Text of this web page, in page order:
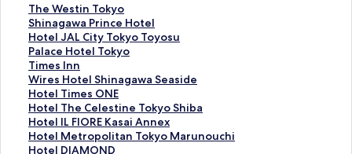
The Westin Tokyo
T
h
e
W
e
s
t
i
n
T
o
Shinagawa Prince Hotel
S
h
i
n
a
g
a
w
a
P
Hotel JAL City Tokyo Toyosu
H
o
t
e
l
J
A
L
C
Palace Hotel Tokyo
P
a
l
a
c
e
H
o
Times Inn
T
i
m
e
s
I
n
Wires Hotel Shinagawa Seaside
W
i
r
e
s
H
Hotel Times ONE
H
o
t
e
l
Hotel The Celestine Tokyo Shiba
H
o
t
e
Hotel IL FIORE Kasai Annex
H
o
t
Hotel Metropolitan Tokyo Marunouchi
H
o
Hotel DIAMOND
H